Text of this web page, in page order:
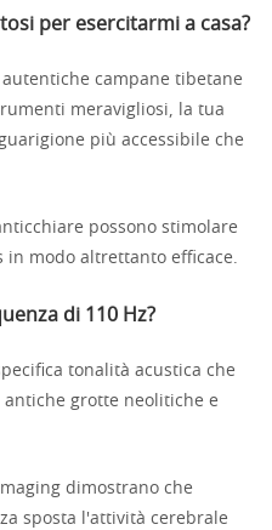
per esercitarmi a casa?
campane tibetane
meravigliosi, la tua
più accessibile che
possono stimolare
modo altrettanto efficace.
di 110 Hz?
tonalità acustica che
grotte neolitiche e
dimostrano che
sposta l'attività cerebrale